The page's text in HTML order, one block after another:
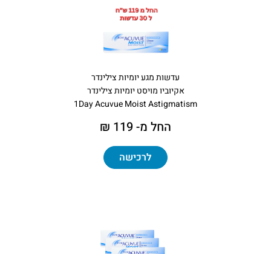
עדשות מגע יומיות צילינדר
אקיוביו מויסט יומיות צילינדר
1Day Acuvue Moist Astigmatism
החל מ- 119 ₪
לרכישה